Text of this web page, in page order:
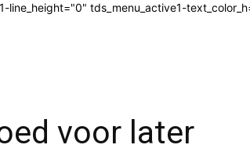
tds_menu_active1-
voor later